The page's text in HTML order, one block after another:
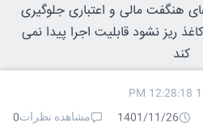
هنگفت مالی و اعتباری جلوگیری
ریز نشود قابلیت اجرا پیدا نمی
کند
1401/11/26
مشاهده نظرات0